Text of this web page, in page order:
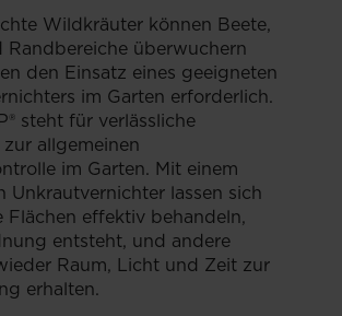
Wildkräuter können Beete,
Randbereiche überwuchern
den Einsatz eines geeigneten
im Garten erforderlich.
steht für verlässliche
allgemeinen
im Garten. Mit einem
Unkrautvernichter lassen sich
Flächen effektiv behandeln,
entsteht, und andere
Raum, Licht und Zeit zur
erhalten.